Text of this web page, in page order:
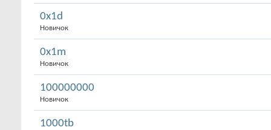
0x1d
Новичок
0x1m
Новичок
100000000
Новичок
1000tb